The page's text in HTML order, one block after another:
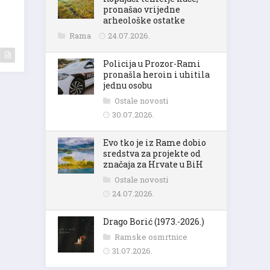
pronašao vrijedne
arheološke ostatke
Rama 24.07.2026.
Policija u Prozor-Rami
pronašla heroin i uhitila
jednu osobu
Ostale novosti
30.07.2026.
Evo tko je iz Rame dobio
sredstva za projekte od
značaja za Hrvate u BiH
Ostale novosti
24.07.2026.
Drago Borić (1973.-2026.)
Ramske osmrtnice
31.07.2026.